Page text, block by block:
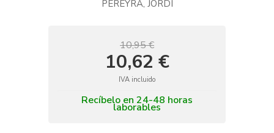
PEREYRA, JORDI
10,95 €
10,62 €
IVA incluido
Recíbelo en 24-48 horas
laborables